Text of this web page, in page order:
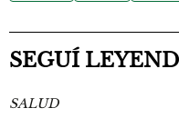
SEGUÍ
SALUD